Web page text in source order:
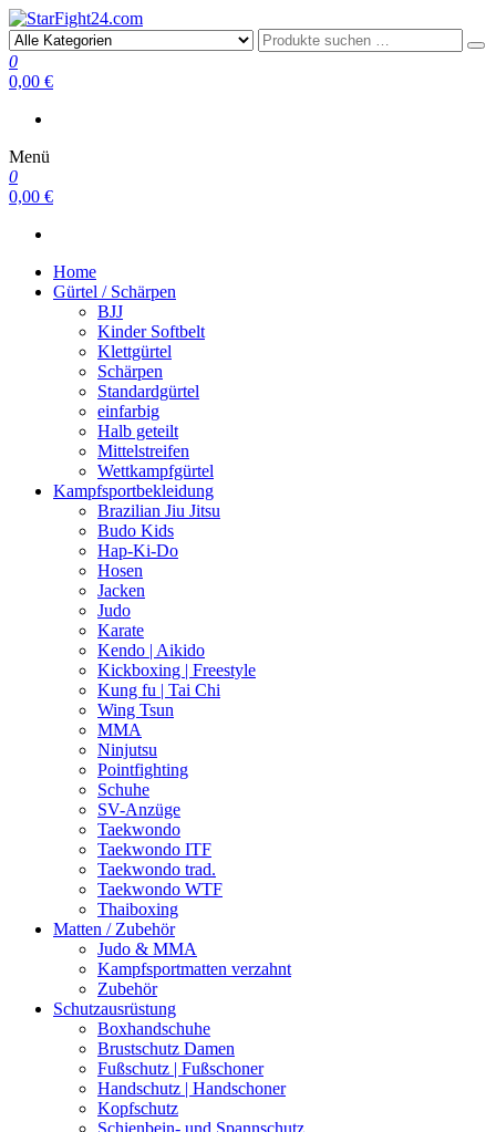
StarFight24.com
Kampfsportartikel
0
0,00 €
Menü
0
0,00 €
Home
Gürtel / Schärpen
BJJ
Kinder Softbelt
Klettgürtel
Schärpen
Standardgürtel
einfarbig
Halb geteilt
Mittelstreifen
Wettkampfgürtel
Kampfsportbekleidung
Brazilian Jiu Jitsu
Budo Kids
Hap-Ki-Do
Hosen
Jacken
Judo
Karate
Kendo | Aikido
Kickboxing | Freestyle
Kung fu | Tai Chi
Wing Tsun
MMA
Ninjutsu
Pointfighting
Schuhe
SV-Anzüge
Taekwondo
Taekwondo ITF
Taekwondo trad.
Taekwondo WTF
Thaiboxing
Matten / Zubehör
Judo & MMA
Kampfsportmatten verzahnt
Zubehör
Schutzausrüstung
Boxhandschuhe
Brustschutz Damen
Fußschutz | Fußschoner
Handschutz | Handschoner
Kopfschutz
Schienbein- und Spannschutz